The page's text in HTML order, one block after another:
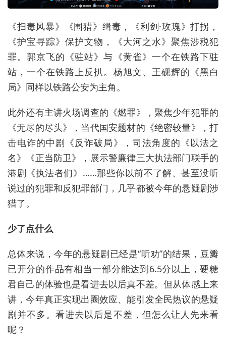
《扫毒风暴》《围猎》缉毒，《利剑·玫瑰》打拐，
《护宝寻踪》保护文物，《大河之水》聚焦涉税犯
罪。郭京飞的《驻站》与《黄雀》一个在铁路下驻
站，一个在铁路上反扒。杨旭文、王砚辉的《黑白
局》同样以铁路公安为主角。
此外还有主讲火场调查的《燃罪》，聚焦少年犯罪的
《无尽的尽头》，当代国安题材的《绝密较量》，打
击电诈的中剧《反诈破局》，司法角度的《以法之
名》《正当防卫》，展示警廉律三大执法部门联手的
港剧《执法者们》……那些你以前不了解、甚至没听
说过的犯罪和反犯罪部门，几乎都被今年的悬疑剧涉
猎了。
少了点什么
总体来说，今年的悬疑剧已经是“听劝”的结果，豆瓣
已开分的作品有相当一部分能达到6.5分以上，硬糖
君自己的体验也是看进去以后真不差。但从体感上来
讲，今年真正实现出圈效应、能引发全民热议的悬疑
剧并不多。看进去以后是不差，但怎么让人先来看
呢？